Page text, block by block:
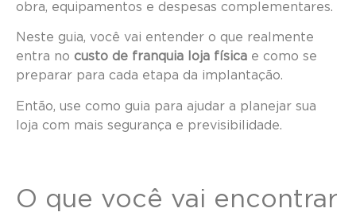
obra, equipamentos e despesas complementares.
Neste guia, você vai entender o que realmente
entra no custo de franquia loja física e como se
preparar para cada etapa da implantação.
Então, use como guia para ajudar a planejar sua
loja com mais segurança e previsibilidade.
O que você vai encontrar